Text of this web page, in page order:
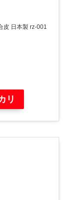
皮 日本製 rz-001
リ